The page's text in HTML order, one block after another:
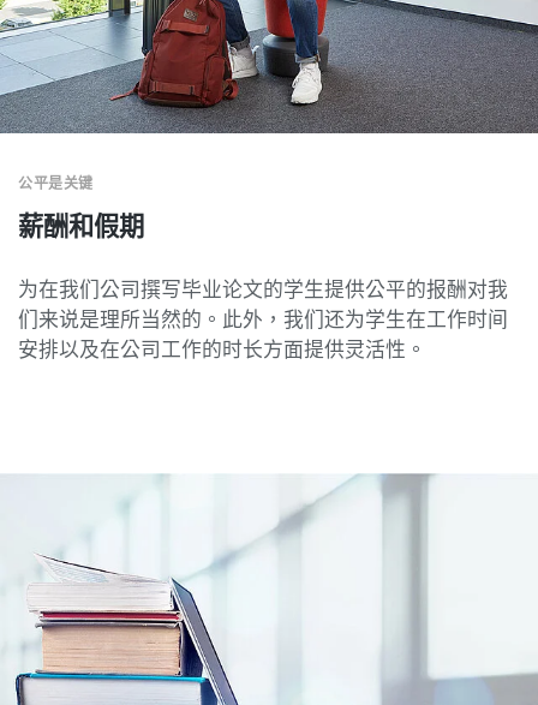
薪酬和假期
公平是关键
为在我们公司撰写毕业论文的学生提供公平的报酬对我
们来说是理所当然的。此外，我们还为学生在工作时间
安排以及在公司工作的时长方面提供灵活性。